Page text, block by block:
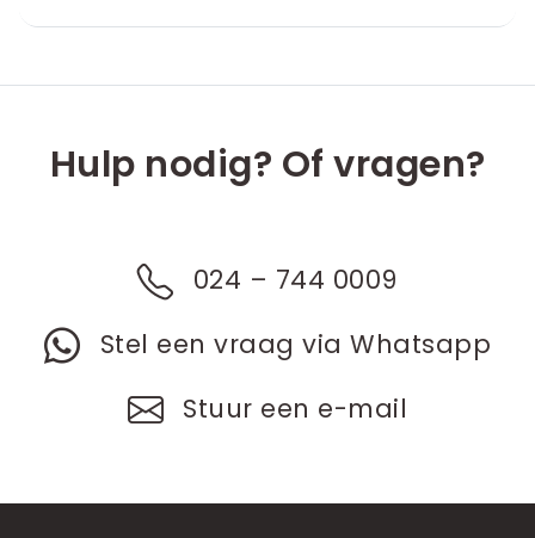
Hulp nodig? Of vragen?
024 – 744 0009
Stel een vraag via Whatsapp
Stuur een e-mail